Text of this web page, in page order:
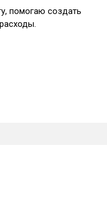
помогаю создать